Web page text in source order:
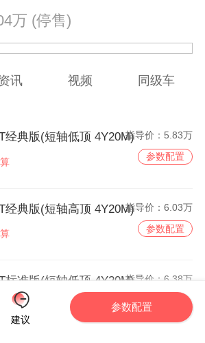
万 (停售)
讯 视频 同级车
经典版(短轴低顶 4Y20M)指导价： 5.83万
参数配置
经典版(短轴高顶 4Y20M)指导价：6.03万
参数配置
标准版(短轴低顶 4Y20M)指导价：6.38万
参数配置
建议
参数配置